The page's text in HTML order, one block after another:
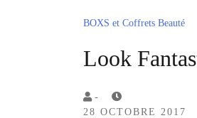
BOXS et Coffrets Beauté
Look
by
Lola
-
28 OCTOBRE 2017